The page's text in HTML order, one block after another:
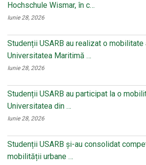
Hochschule Wismar, în c…
Iunie 28, 2026
Studenții USARB au realizat o
Universitatea Maritimă …
Iunie 28, 2026
Studenții USARB au participat la o
Universitatea din …
Iunie 28, 2026
Studenții USARB și-au consolidat
mobilității urbane …